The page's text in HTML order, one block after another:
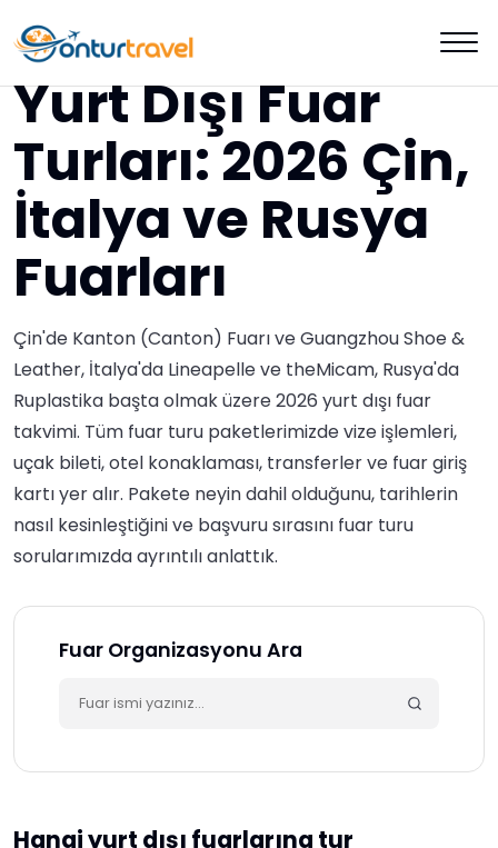
Yurt Dışı Fuar
Turları: 2026 Çin,
İtalya ve Rusya
Fuarları
Çin'de Kanton (Canton) Fuarı ve Guangzhou Shoe &
Leather, İtalya'da Lineapelle ve theMicam, Rusya'da
Ruplastika başta olmak üzere 2026 yurt dışı fuar
takvimi. Tüm fuar turu paketlerimizde vize işlemleri,
uçak bileti, otel konaklaması, transferler ve fuar giriş
kartı yer alır. Pakete neyin dahil olduğunu, tarihlerin
nasıl kesinleştiğini ve başvuru sırasını fuar turu
sorularımızdaayrıntılı anlattık.
Fuar Organizasyonu Ara
Hangi yurt dışı fuarlarına tur